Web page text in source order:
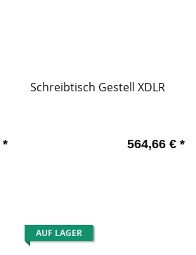
*
Schreibtisch Gestell XDLR
564,66 € *
AUF LAGER